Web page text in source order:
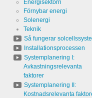
Energisektorn
Förnybar energi
Solenergi
Teknik
Så fungerar
Installationsprocessen
Systemplanering I:
Avkastningsrelevanta
faktorer
Systemplanering II:
Kostnadsrelevanta
Genererar
statistiska
uppgifter
använder
webbplatsen.
Namn _ga,_gid
Varaktighet
Cookies som är